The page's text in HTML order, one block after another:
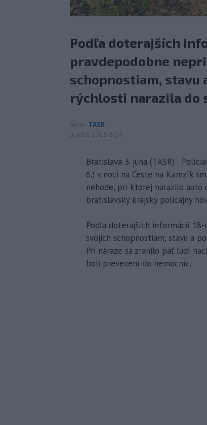
Podľa doterajších
pravdepodobne
schopnostiam, stavu
rýchlosti narazila do
Autor TASR
3. júna 2026 8:34
Bratislava 3. júna (TASR) -
6.) v noci na Ceste na Kamzík
nehode, pri ktorej narazilo auto
bratislavský krajský policajný
Podľa doterajších informácií
svojich schopnostiam, stavu a
Pri náraze sa zranilo päť ľudí
boli prevezení do nemocníc.